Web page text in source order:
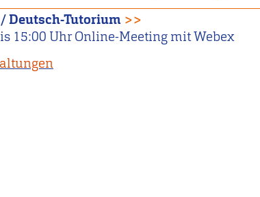
Deutsch-Tutorium >>
15:00 Uhr Online-Meeting mit Webex